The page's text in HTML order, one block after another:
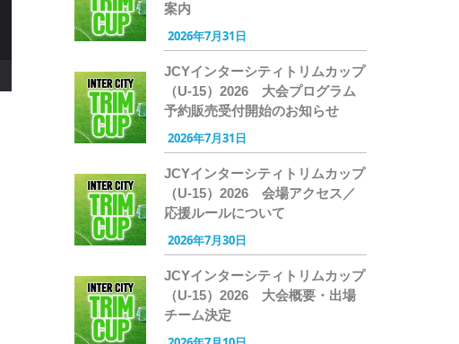
案内
2026年7月31日
JCYインターシティトリムカップ
（U-15）2026 大会プログラム
予約販売受付開始のお知らせ
2026年7月31日
JCYインターシティトリムカップ
（U-15）2026 会場アクセス／
応援ルールについて
2026年7月30日
JCYインターシティトリムカップ
（U-15）2026 大会概要・出場
チーム決定